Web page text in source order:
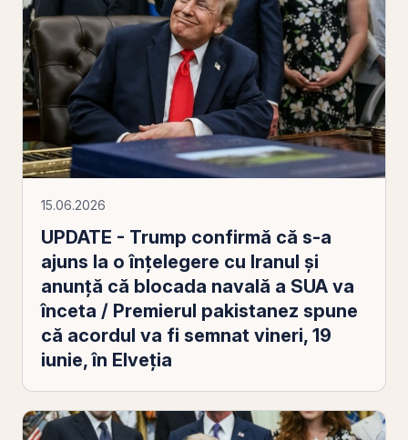
15.06.2026
UPDATE - Trump confirmă că s-a
ajuns la o înţelegere cu Iranul şi
anunţă că blocada navală a SUA va
înceta / Premierul pakistanez spune
că acordul va fi semnat vineri, 19
iunie, în Elveţia